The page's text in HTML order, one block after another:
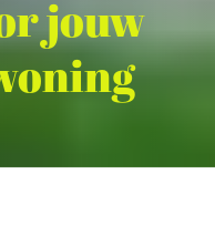
jouw